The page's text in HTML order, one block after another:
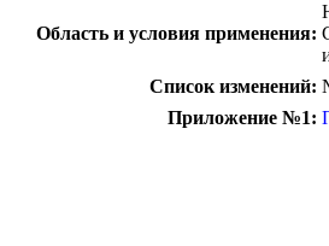
Область и условия применения:
Список изменений:
Приложение №1: